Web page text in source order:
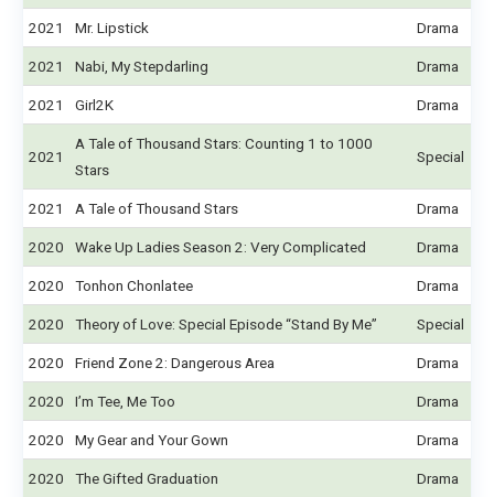
2021 Mr. Lipstick Drama
2021 Nabi, My Stepdarling Drama
2021 Girl2K Drama
2021
A Tale of Thousand Stars: Counting 1 to 1000
Stars
Special
2021 A Tale of Thousand Stars Drama
2020 Wake Up Ladies Season 2: Very Complicated Drama
2020 Tonhon Chonlatee Drama
2020 Theory of Love: Special Episode “Stand By Me” Special
2020 Friend Zone 2: Dangerous Area Drama
2020 I’m Tee, Me Too Drama
2020 My Gear and Your Gown Drama
2020 The Gifted Graduation Drama